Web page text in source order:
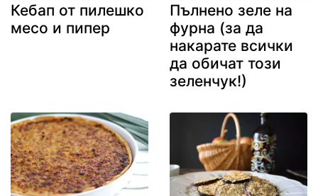
Кебап от пилешко
месо и пипер
Пълнено зеле на
фурна (за да
накарате всички
да обичат този
зеленчук!)